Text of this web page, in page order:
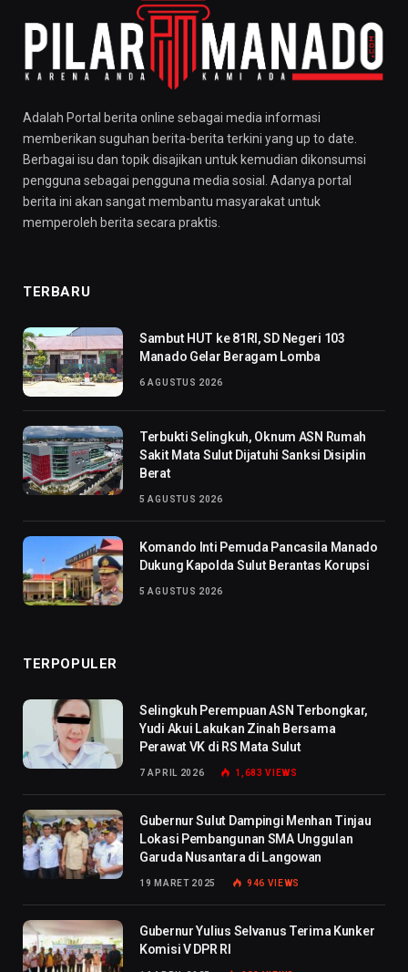
Adalah Portal berita online sebagai media informasi
memberikan suguhan berita-berita terkini yang up to date.
Berbagai isu dan topik disajikan untuk kemudian dikonsumsi
pengguna sebagai pengguna media sosial. Adanya portal
berita ini akan sangat membantu masyarakat untuk
memperoleh berita secara praktis.
TERBARU
Sambut HUT ke 81RI, SD Negeri 103
Manado Gelar Beragam Lomba
6 AGUSTUS 2026
Terbukti Selingkuh, Oknum ASN Rumah
Sakit Mata Sulut Dijatuhi Sanksi Disiplin
Berat
5 AGUSTUS 2026
Komando Inti Pemuda Pancasila Manado
Dukung Kapolda Sulut Berantas Korupsi
5 AGUSTUS 2026
TERPOPULER
Selingkuh Perempuan ASN Terbongkar,
Yudi Akui Lakukan Zinah Bersama
Perawat VK di RS Mata Sulut
7 APRIL 2026 1,683VIEWS
Gubernur Sulut Dampingi Menhan Tinjau
Lokasi Pembangunan SMA Unggulan
Garuda Nusantara di Langowan
19 MARET 2025 946 VIEWS
Gubernur Yulius Selvanus Terima Kunker
Komisi V DPR RI